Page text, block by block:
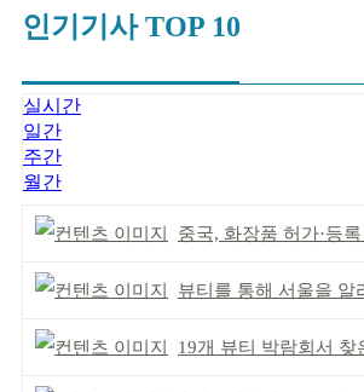
인기기사 TOP 10
실시간
일간
주간
월간
중국, 화장품 허가·등록 대수술
뷰티를 통해 서울을 알리는 '
19개 뷰티 박람회서 찾은